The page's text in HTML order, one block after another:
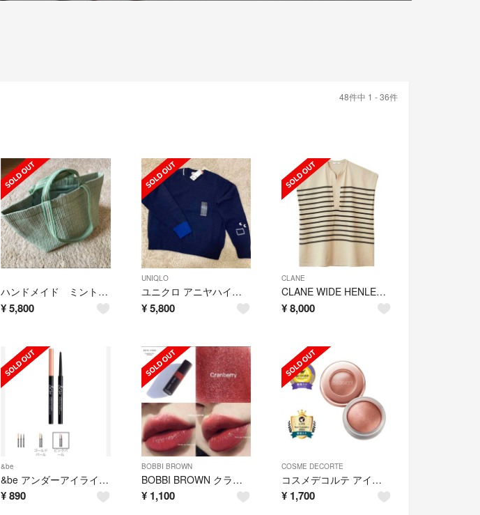
48件中 1 - 36件
ハンドメイド ミントグリーン ヌビ生地 ガーデン
¥5,800
UNIQLO
ユニクロ アニヤハインドマーチ プレミアムラムクルーネックセーター ネイビー
¥ 5,800
CLANE
CLANE WIDE HENLEY NECK N/S BORDER TOPS
¥8,000
&be
&be アンダーアイライナー ピンクパール
¥890
BOBBI BROWN
BOBBI BROWN クラッシュド リップ カラー 06 クランベリー
¥ 1,100
COSME DECORTE
コスメデコルテ アイグロウ ジェム BE882 ピンキッシュページュ
¥ 1,700